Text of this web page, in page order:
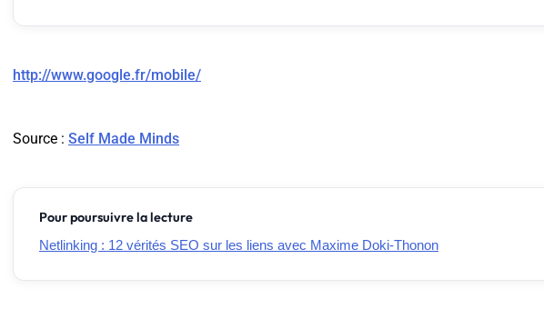
http://www.google.fr/mobile/
Source : Self Made Minds
Pour poursuivre la lecture
Netlinking : 12 vérités SEO sur les liens avec Maxime Doki-Thonon